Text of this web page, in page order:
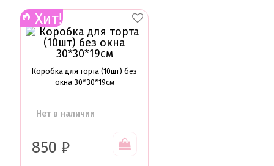
Хит!
Коробка для торта (10шт) без
окна 30*30*19см
Нет в наличии
850 ₽